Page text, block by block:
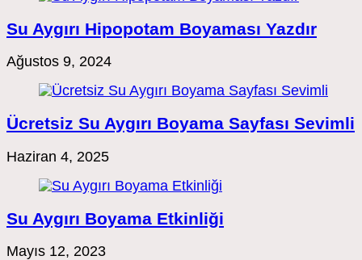
Su Aygırı Hipopotam Boyaması Yazdır
Ağustos 9, 2024
Ücretsiz Su Aygırı Boyama Sayfası Sevimli
Haziran 4, 2025
Su Aygırı Boyama Etkinliği
Mayıs 12, 2023